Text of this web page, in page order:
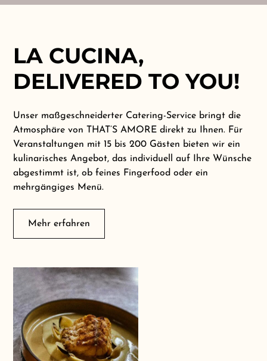
LA CUCINA,
DELIVERED TO YOU!
Unser maßgeschneiderter Catering-Service bringt die
Atmosphäre von THAT’S AMORE direkt zu Ihnen. Für
Veranstaltungen mit 15 bis 200 Gästen bieten wir ein
kulinarisches Angebot, das individuell auf Ihre Wünsche
abgestimmt ist, ob feines Fingerfood oder ein
mehrgängiges Menü.
Mehr erfahren